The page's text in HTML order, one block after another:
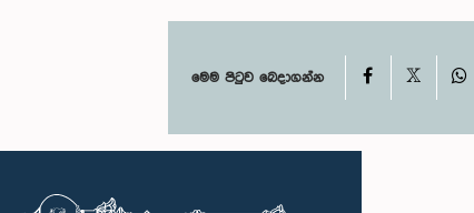
මෙම පිටුව බෙදාගන්න Facebook